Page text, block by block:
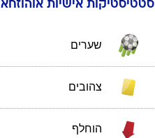
סטטיסטיקות אישיות אוהוזחאן
שערים
צהובים
הוחלף